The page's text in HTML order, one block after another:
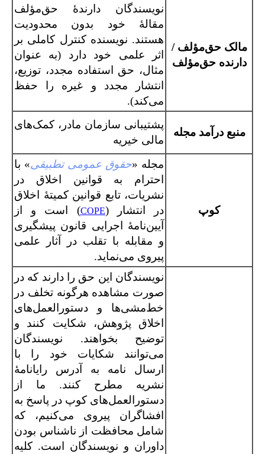
مالک حق‌مؤلف /
دارنده حق‌مؤلف
نویسندگان دارندۀ حق‌مؤلف
مقالۀ خود بدون محدودیت
هستند. نویسنده کنترل کاملی بر
اثر علمی خود دارد (به عنوان
مثال، حق استفاده مجدد، توزیع،
انتشار مجدد و غیره را حفظ
می‌کند).
منبع درآمد مجله
پشتیبانی سازمان مادر، کمک‌های
مالی خیریه
کوپ
مجله «حقوق عمومی تطبیقی» با
احترام به قوانین اخلاق در
نشریات، تابع قوانین کمیتۀ اخلاق
در انتشار (COPE) است و از
آیین‌نامۀ اجرایی قانون پیشگیری
و مقابله با تقلب در آثار علمی
پیروی می‌نماید.
نویسندگان این حق را دارند که در
صورت مشاهده هرگونه تخلف در
خط‌مشی‌ها و دستورالعمل‌های
اخلاق پژوهش، شکایت کنند و
توضیح بخواهند. نویسندگان
می‌توانند شکایات خود را با
ارسال نامه به آدرس رایانامۀ
نشریه مطرح کنند. ما از
دستورالعمل‌های کوپ در پاسخ به
افشاگران پیروی می‌کنیم، که
شامل محافظت از ناشناس بودن
داوران و نویسندگان است. کلیه